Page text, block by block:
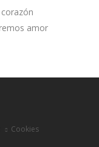
amor
Cookies